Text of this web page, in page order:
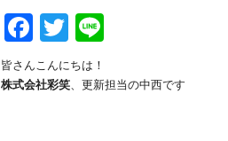
Facebook
Twitter
皆さんこんにちは！
株式会社彩笑、更新担当の中西です